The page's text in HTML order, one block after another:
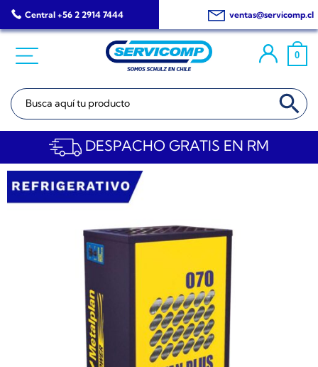
Saltar
al
Central +56 2 2914 7444 ventas@servicomp.cl
0
Buscar: BOTÓN DE
DESPACHO GRATIS EN RM